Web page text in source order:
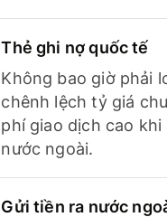
Thẻ ghi nợ quốc tế
Không bao giờ phải
chênh lệch tỷ giá
phí giao dịch cao
nước ngoài.
Gửi tiền ra nước